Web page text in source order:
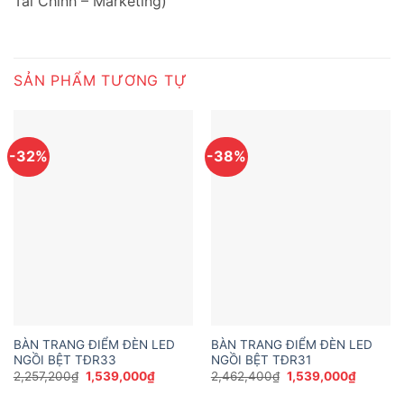
SẢN PHẨM TƯƠNG TỰ
-32%
BÀN TRANG ĐIỂM ĐÈN LED
NGỒI BỆT TĐR33
2,257,200₫ Giá
gốc
1,539,000₫Giá
hiện
-38%
BÀN TRANG ĐIỂM ĐÈN LED
NGỒI BỆT TĐR31
2,462,400₫ Giá
gốc
1,539,000₫Giá
hiện